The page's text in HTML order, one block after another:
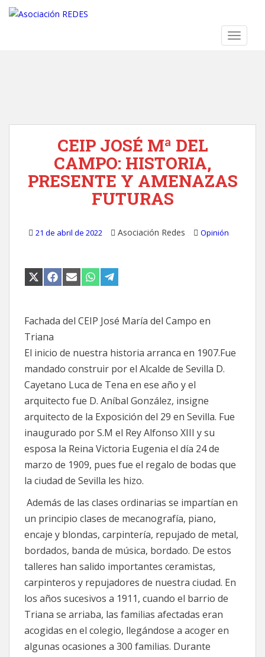
CEIP JOSÉ Mª DEL
CAMPO: HISTORIA,
PRESENTE Y AMENAZAS
FUTURAS
21 de abril de 2022 Asociación Redes Opinión
COMPARTIR
EN
COMPARTIR
EN
COMPARTIR
EN
COMPARTIR
EN
COMPARTIR
EN
Fachada del CEIP José María del Campo en
Triana
El inicio de nuestra historia arranca en 1907.Fue
mandado construir por el Alcalde de Sevilla D.
Cayetano Luca de Tena en ese año y el
arquitecto fue D. Aníbal González, insigne
arquitecto de la Exposición del 29 en Sevilla. Fue
inaugurado por S.M el Rey Alfonso XIII y su
esposa la Reina Victoria Eugenia el día 24 de
marzo de 1909, pues fue el regalo de bodas que
la ciudad de Sevilla les hizo.
Además de las clases ordinarias se impartían en
un principio clases de mecanografía, piano,
encaje y blondas, carpintería, repujado de metal,
bordados, banda de música, bordado. De estos
talleres han salido importantes ceramistas,
carpinteros y repujadores de nuestra ciudad. En
los años sucesivos a 1911, cuando el barrio de
Triana se arriaba, las familias afectadas eran
acogidas en el colegio, llegándose a acoger en
algunas ocasiones a 300 familias. Durante